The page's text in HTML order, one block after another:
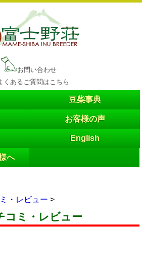
お問い合わせ
くあるご質問はこちら
豆柴事典
お客様の声
English
へ
・レビュー >
コミ・レビュー